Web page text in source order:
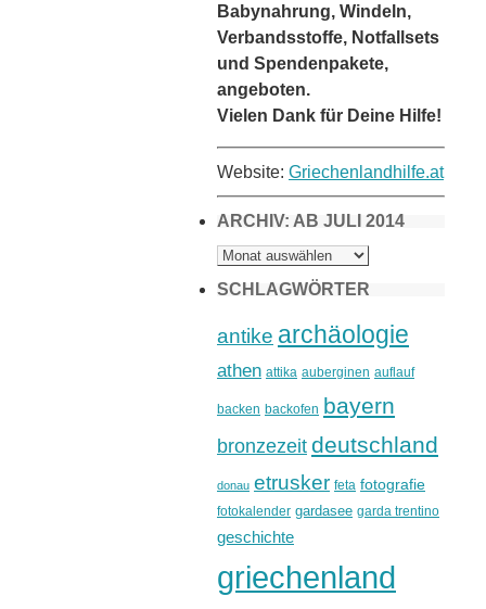
Babynahrung, Windeln,
Verbandsstoffe, Notfallsets
und Spendenpakete,
angeboten.
Vielen Dank für Deine Hilfe!
Website: Griechenlandhilfe.at
ARCHIV: AB JULI 2014
ARCHIV:
AB
2014
SCHLAGWÖRTER
antike archäologie
athen attika auberginen auflauf
backen backofen bayern
bronzezeit deutschland
donau etrusker feta fotografie
fotokalender gardasee garda trentino
geschichte
griechenland